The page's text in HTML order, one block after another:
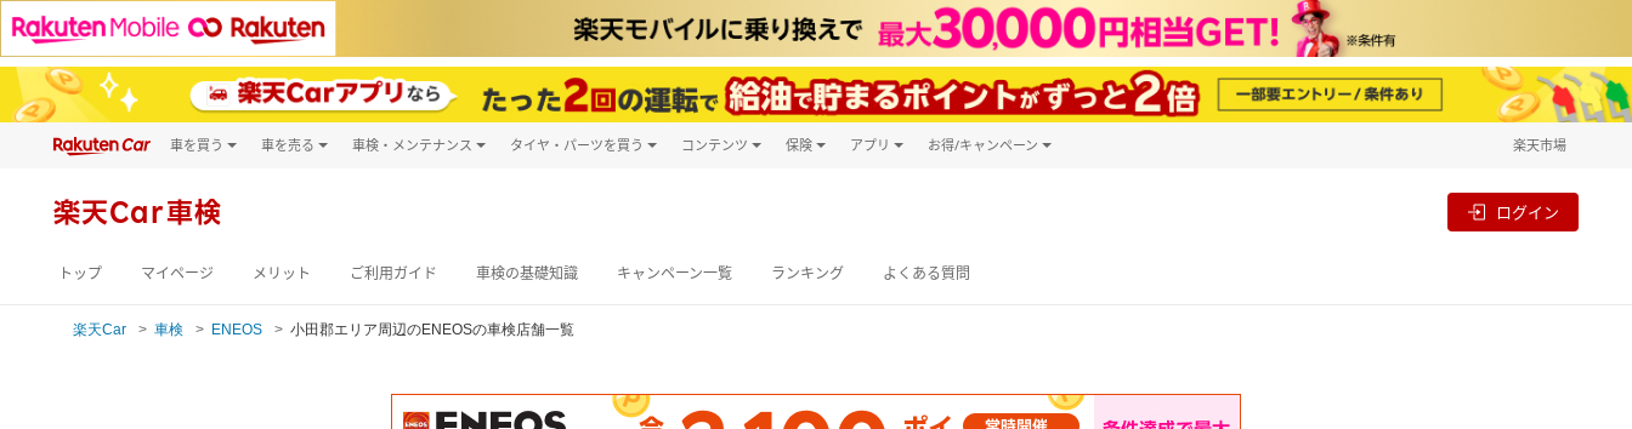
車を買う
新車
車を売る 車検・メンテナンス タイヤ・パーツを買う コンテンツ 保険 アプリ お得/キャンペーン 楽天市場
楽天Car車検 ログイン
トップ マイページ メリット ご利用ガイド 車検の基礎知識 キャンペーン一覧 ランキング よくある質問
楽天Car 車検 ENEOS 小田郡エリア周辺のENEOSの車検店舗一覧